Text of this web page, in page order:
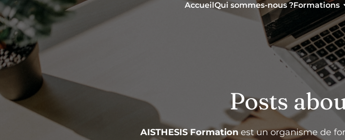
AccueilQui sommes-nous ?Formations
Posts
AISTHESIS Formation est un organisme de